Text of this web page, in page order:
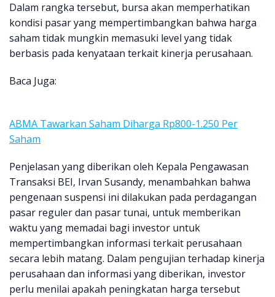
Dalam rangka tersebut, bursa akan memperhatikan
kondisi pasar yang mempertimbangkan bahwa harga
saham tidak mungkin memasuki level yang tidak
berbasis pada kenyataan terkait kinerja perusahaan.
Baca Juga:
ABMA Tawarkan Saham Diharga Rp800-1.250 Per
Saham
Penjelasan yang diberikan oleh Kepala Pengawasan
Transaksi BEI, Irvan Susandy, menambahkan bahwa
pengenaan suspensi ini dilakukan pada perdagangan
pasar reguler dan pasar tunai, untuk memberikan
waktu yang memadai bagi investor untuk
mempertimbangkan informasi terkait perusahaan
secara lebih matang. Dalam pengujian terhadap kinerja
perusahaan dan informasi yang diberikan, investor
perlu menilai apakah peningkatan harga tersebut